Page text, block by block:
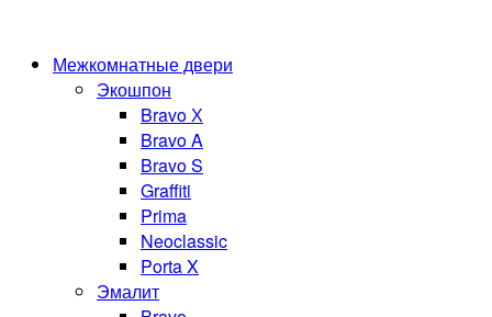
Межкомнатные двери
Экошпон
Bravo Х
Bravo A
Bravo S
Graffiti
Prima
Neoclassic
Porta X
Эмалит